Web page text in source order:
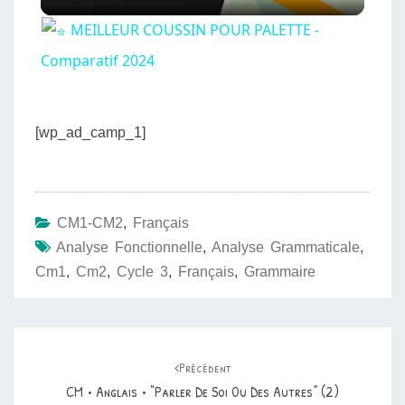
d
e
o
MEILLEUR COUSSIN POUR PALETTE -
Comparatif 2024
[wp_ad_camp_1]
CM1-CM2, Français
Analyse Fonctionnelle, Analyse Grammaticale,
Cm1, Cm2, Cycle 3, Français, Grammaire
Précédent
CM • Anglais • “Parler De Soi Ou Des Autres” (2)